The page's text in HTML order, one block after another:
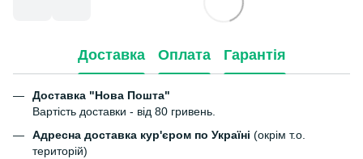
Доставка Оплата Гарантія
Доставка "Нова Пошта"
Вартість доставки - від 80 гривень.
Адресна доставка кур'єром по Україні (окрім т.о.
територій)